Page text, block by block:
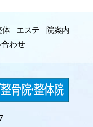
体 エステ
院案内
わせ